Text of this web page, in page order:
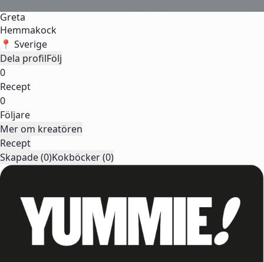
Greta
Hemmakock
📍 Sverige
Dela profilFölj
0
Recept
0
Följare
Mer om kreatören
Recept
Skapade (0)Kokböcker (0)